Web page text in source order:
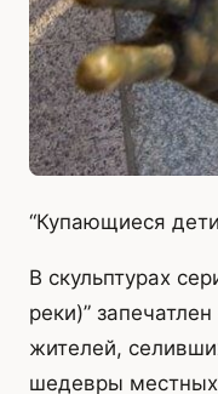
“Купающиеся
В скульптурах
реки)”
жителей,
шедевры местных